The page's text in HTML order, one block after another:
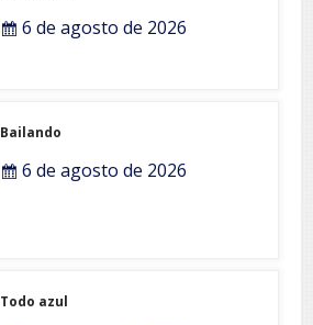
6 de agosto de 2026
Bailando
6 de agosto de 2026
Todo azul